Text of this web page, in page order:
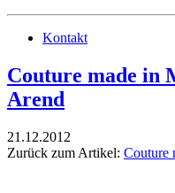
Kontakt
Couture made in
Arend
21.12.2012
Zurück zum Artikel: Couture